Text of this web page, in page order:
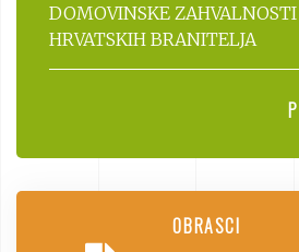
DOMOVINSKE
HRVATSKIH BRANITELJA
OBRASCI